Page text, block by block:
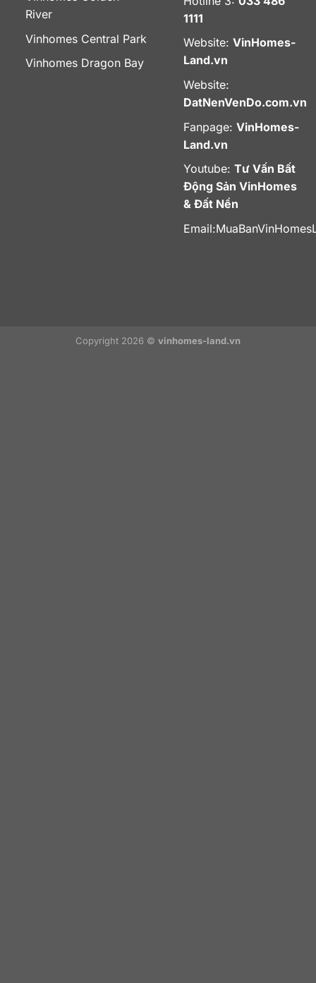
River
Vinhomes Central Park
Vinhomes Dragon Bay
1111
Website: VinHomes-
Land.vn
Website:
DatNenVenDo.com.vn
Fanpage: VinHomes-
Land.vn
Youtube: Tư Vấn Bất
Động Sản VinHomes
& Đất Nền
Email:
Copyright 2026 © vinhomes-land.vn